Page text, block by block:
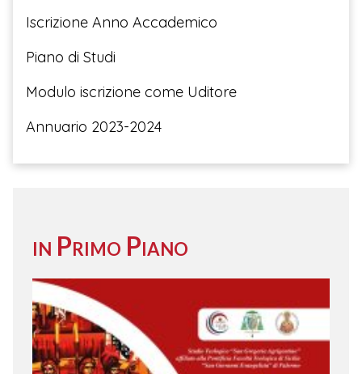
Iscrizione Anno Accademico
Piano di Studi
Modulo iscrizione come Uditore
Annuario 2023-2024
in Primo Piano